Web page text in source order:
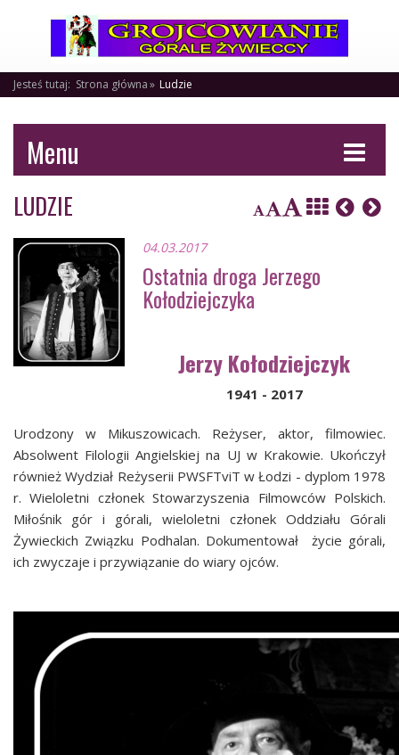
Jesteś tutaj: Strona główna Ludzie
Menu
LUDZIE
04.03.2017
Ostatnia droga Jerzego
Kołodziejczyka
Jerzy Kołodziejczyk
1941 - 2017
Urodzony w Mikuszowicach. Reżyser, aktor, filmowiec.
Absolwent Filologii Angielskiej na UJ w Krakowie. Ukończył
również Wydział Reżyserii PWSFTviT w Łodzi - dyplom 1978
r.Wieloletni członek Stowarzyszenia Filmowców Polskich.
Miłośnik gór i górali, wieloletni członek Oddziału Górali
Żywieckich Związku Podhalan. Dokumentował życie górali,
ich zwyczaje i przywiązanie do wiary ojców.